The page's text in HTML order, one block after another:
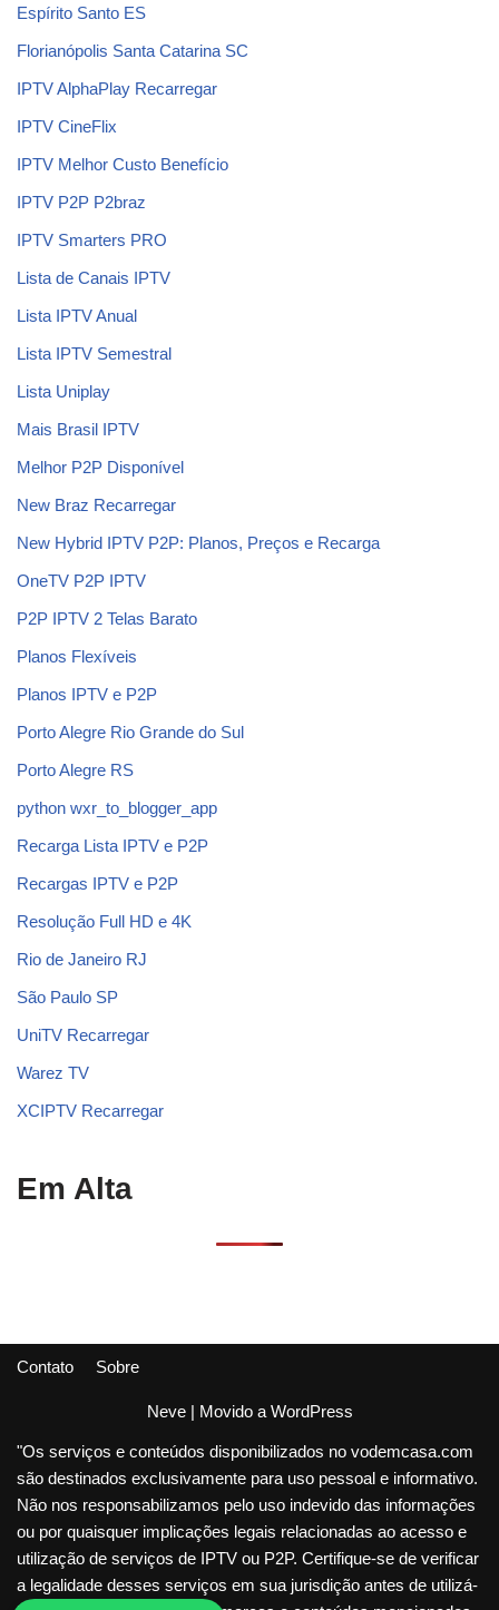
Espírito Santo ES
Florianópolis Santa Catarina SC
IPTV AlphaPlay Recarregar
IPTV CineFlix
IPTV Melhor Custo Benefício
IPTV P2P P2braz
IPTV Smarters PRO
Lista de Canais IPTV
Lista IPTV Anual
Lista IPTV Semestral
Lista Uniplay
Mais Brasil IPTV
Melhor P2P Disponível
New Braz Recarregar
New Hybrid IPTV P2P: Planos, Preços e Recarga
OneTV P2P IPTV
P2P IPTV 2 Telas Barato
Planos Flexíveis
Planos IPTV e P2P
Porto Alegre Rio Grande do Sul
Porto Alegre RS
python wxr_to_blogger_app
Recarga Lista IPTV e P2P
Recargas IPTV e P2P
Resolução Full HD e 4K
Rio de Janeiro RJ
São Paulo SP
UniTV Recarregar
Warez TV
XCIPTV Recarregar
Em Alta
Contato Sobre
Neve| Movido a WordPress
"Os serviços e conteúdos disponibilizados no vodemcasa.com
são destinados exclusivamente para uso pessoal e informativo.
Não nos responsabilizamos pelo uso indevido das informações
ou por quaisquer implicações legais relacionadas ao acesso e
utilização de serviços de IPTV ou P2P. Certifique-se de verificar
a legalidade desses serviços em sua jurisdição antes de utilizá-